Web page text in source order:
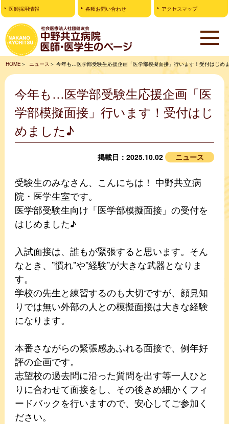
医師採用情報 各種お問い合わせ アクセスマップ
HOME ニュース 今年も…医学部受験生応援企画「医学部模擬面接」行います！受付はじめ
今年も…医学部受験生応援企画「医
学部模擬面接」行います！受付はじ
めました♪
掲載日：2025.10.02 ニュース
受験生のみなさん、こんにちは！ 中野共立病
院・医学生室です。
医学部受験生向け「医学部模擬面接」の受付を
はじめました♪
入試面接は、誰もが緊張すると思います。そん
なとき、”慣れ”や”経験”が大きな武器となりま
す。
学校の先生と練習するのも大切ですが、顔見知
りでは無い外部の人との模擬面接は大きな経験
になります。
本番さながらの緊張感あふれる面接で、例年好
評の企画です。
志望校の過去問に沿った質問を出す等一人ひと
りに合わせて面接をし、その後きめ細かくフィ
ードバックを行いますので、安心してご参加く
ださい。